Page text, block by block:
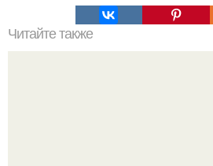
Читайте также